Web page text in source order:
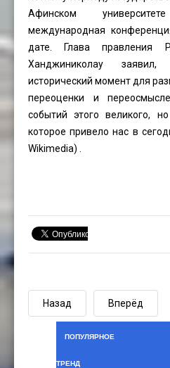
Афинском
международная
дате. Глава правления
Ханджиниколау
исторический момент для
переоценки и
событий этого великого,
которое привело нас в
Wikimedia) .
Назад Вперёд
ПОПУЛЯРНОЕ
ТРЕНД